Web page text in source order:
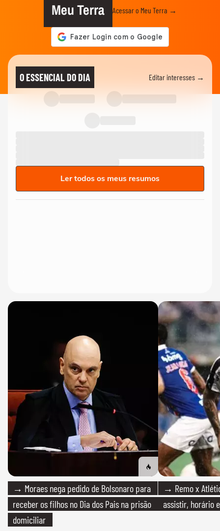
Meu Terra Acessar o Meu Terra →
O ESSENCIAL DO DIA Editar interesses →
Ler todos os meus resumos
→ Moraes nega pedido de Bolsonaro para
receber os filhos no Dia dos Pais na prisão
domiciliar
→ Remo x
assistir, horário